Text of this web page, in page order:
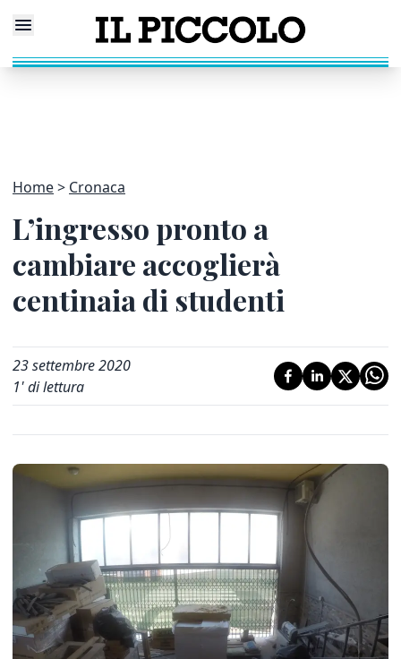
Home Cronaca
L’ingresso pronto a
cambiare accoglierà
centinaia di studenti
23 settembre 2020
1' di lettura